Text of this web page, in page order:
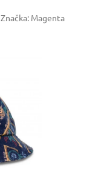
Značka: Magenta